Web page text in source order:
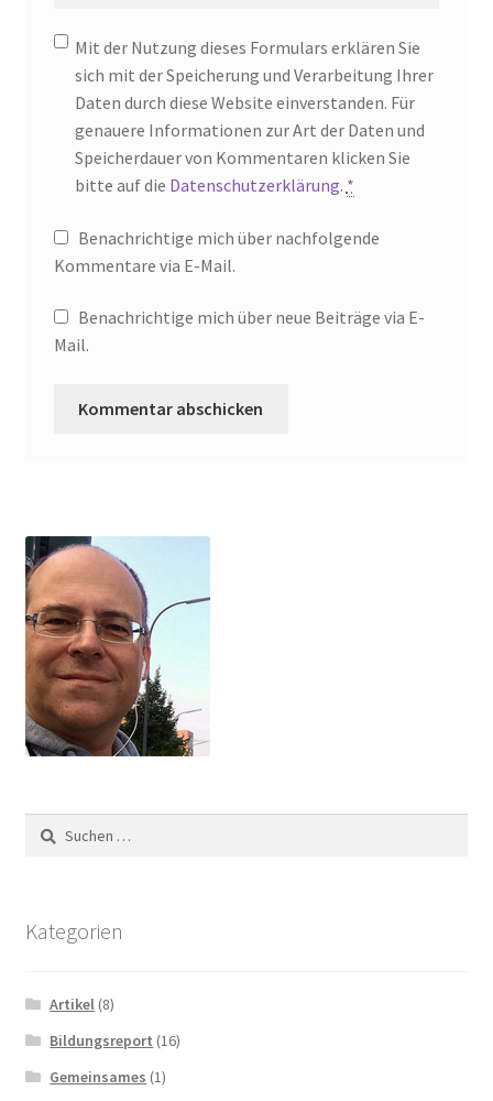
Mit der Nutzung dieses Formulars erklären Sie
sich mit der Speicherung und Verarbeitung Ihrer
Daten durch diese Website einverstanden. Für
genauere Informationen zur Art der Daten und
Speicherdauer von Kommentaren klicken Sie
bitte auf die Datenschutzerklärung. *
Benachrichtige mich über nachfolgende
Kommentare via E-Mail.
Benachrichtige mich über neue Beiträge via E-
Mail.
Suchen
nach:
Kategorien
Artikel (8)
Bildungsreport (16)
Gemeinsames (1)